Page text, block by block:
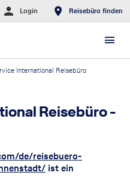
Login Reisebüro finden
International Reisebüro
Reisebüro-
de/reisebuero-
ist ein